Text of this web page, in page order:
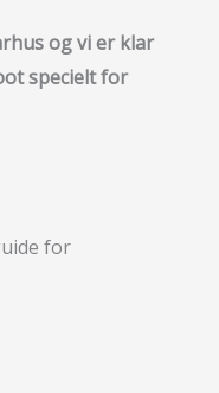
og vi er klar
specielt for
for